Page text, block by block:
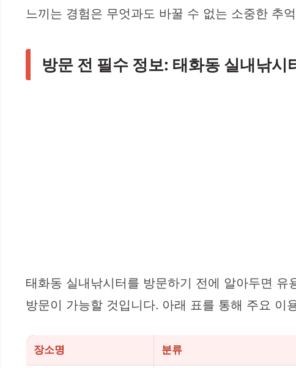
느끼는 경험은 무엇과도 바꿀 수 없는 소중한 추
방문 전 필수 정보: 태화동 실내낚시
태화동 실내낚시터를 방문하기 전에 알아두면
방문이 가능할 것입니다. 아래 표를 통해 주요 이
장소명 분류